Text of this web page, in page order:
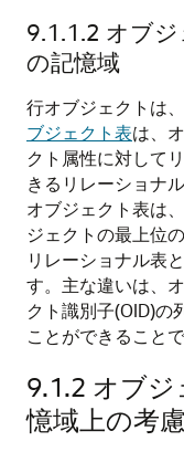
9.1.1.2 オブ
の記憶域
行オブジェクトは
ブジェクト表は、
クト属性に対して
きるリレーショナ
オブジェクト表は
ジェクトの最上位
リレーショナル表
す。主な違いは、
クト識別子(OID)の
ことができることで
9.1.2 オブジ
憶域上の考